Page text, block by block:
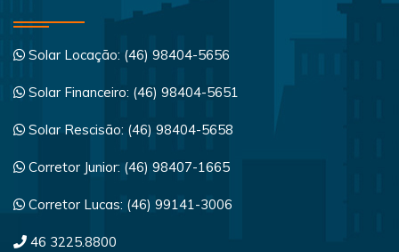
Solar Locação: (46) 98404-5656
Solar Financeiro: (46) 98404-5651
Solar Rescisão: (46) 98404-5658
Corretor Junior: (46) 98407-1665
Corretor Lucas: (46) 99141-3006
46 3225.8800